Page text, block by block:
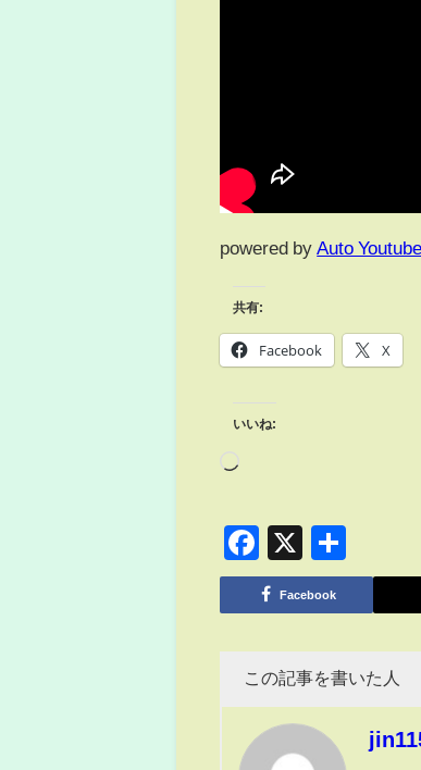
powered by Auto
共有:
Facebook X
いいね:
Facebook
X
有
Facebook
この記事を書いた人